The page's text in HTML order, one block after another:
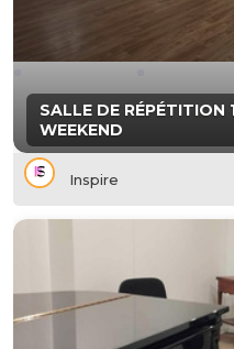
SALLE DE
WEEKEND
Inspire